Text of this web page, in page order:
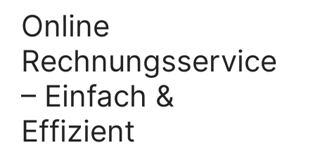
Online
Rechnungsservice
– Einfach &
Effizient